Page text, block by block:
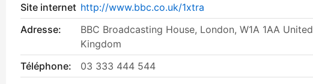
Site internet http://www.bbc.co.uk/1xtra
Adresse:
BBC Broadcasting House, London, W1A 1AA United
Kingdom
Téléphone:
03 333 444 544